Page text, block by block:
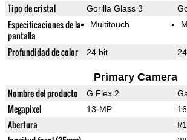
Tipo de cristal Gorilla Glass 3
Especificaciones de la
pantalla
Multitouch
Profundidad de color 24 bit
Primary Camera
Nombre del producto G Flex 2
Megapixel 13-MP
Abertura f/